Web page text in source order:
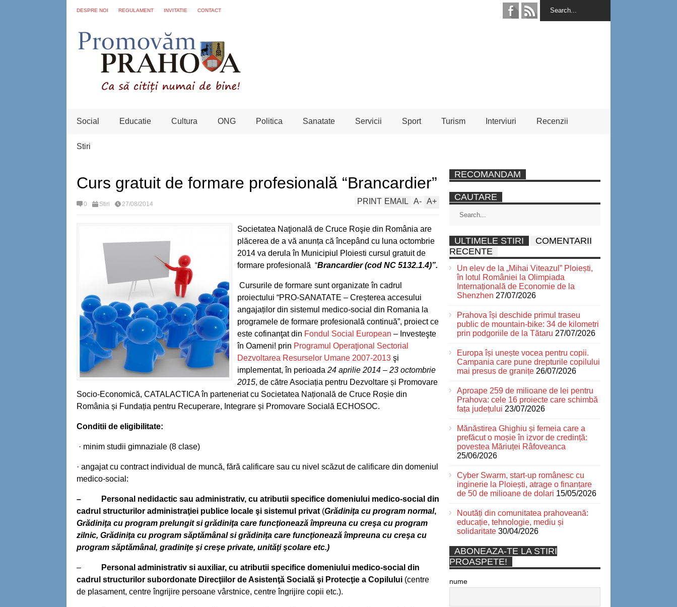
DESPRE NOI REGULAMENT INVITATIE CONTACT
Social Educatie Cultura ONG Politica Sanatate Servicii Sport Turism Interviuri Recenzii
Stiri
Curs gratuit de formare profesională “Brancardier”
0 Stiri 27/08/2014 A+
A-
EMAIL
PRINT
Societatea Naţională de Cruce Roşie din România are
plăcerea de a vă anunța că începând cu luna octombrie
2014 va derula în Municipiul Ploiesti cursul gratuit de
formare profesională “Brancardier (cod NC 5132.1.4)”.
Cursurile de formare sunt organizate în cadrul
proiectului “PRO-SANATATE – Creșterea accesului
angajaților din sistemul medico-social din Romania la
programele de formare profesională continuă”, proiect ce
este cofinanţat din Fondul Social European – Investeşte
în Oameni! prin Programul Operaţional Sectorial
Dezvoltarea Resurselor Umane 2007-2013 şi
implementat, în perioada 24 aprilie 2014 – 23 octombrie
2015, de către Asociația pentru Dezvoltare și Promovare
Socio-Economică, CATALACTICA în parteneriat cu Societatea Națională de Cruce Roșie din
România și Fundația pentru Recuperare, Integrare și Promovare Socială ECHOSOC.
Conditii de eligibilitate:
· minim studii gimnaziale (8 clase)
· angajat cu contract individual de muncă, fără calificare sau cu nivel scăzut de calificare din domeniul
medico-social:
–
Personal nedidactic sau administrativ, cu atributii specifice domeniului medico-social din
cadrul structurilor administraţiei publice locale şi sistemul privat (Grădiniţa cu program normal,
Grădiniţa cu program prelungit si grădiniţa care funcţionează împreuna cu creşa cu program
zilnic, Grădiniţa cu program săptămânal si grădiniţa care funcţionează împreuna cu creşa cu
program săptămânal, gradiniţe şi creşe private, unităţi şcolare etc.)
– Personal administrativ si auxiliar, cu atributii specifice domeniului medico-social din
cadrul structurilor subordonate Direcţiilor de Asistenţă Socială şi Protecţie a Copilului (centre
de plasament, centre îngrijire persoane vârstnice, centre îngrijire copii etc.).
RECOMANDAM
CAUTARE
ULTIMELE STIRI
COMENTARII
RECENTE
Un elev de la „Mihai Viteazul” Ploiești,
în lotul României la Olimpiada
Internațională de Economie de la
Shenzhen 27/07/2026
Prahova își deschide primul traseu
public de mountain-bike: 34 de kilometri
prin podgoriile de la Tătaru 27/07/2026
Europa își unește vocea pentru copii.
Campania care pune drepturile copilului
mai presus de granițe 26/07/2026
Aproape 259 de milioane de lei pentru
Prahova: cele 16 proiecte care schimbă
fața județului 23/07/2026
Mănăstirea Ghighiu și femeia care a
prefăcut o moșie în izvor de credință:
povestea Măriuței Râfoveanca
25/06/2026
Cyber Swarm, start-up românesc cu
inginerie la Ploiești, atrage o finanțare
de 50 de milioane de dolari 15/05/2026
Noutăți din comunitatea prahoveană:
educație, tehnologie, mediu și
solidaritate 30/04/2026
ABONEAZA-TE LA STIRI
PROASPETE!
nume